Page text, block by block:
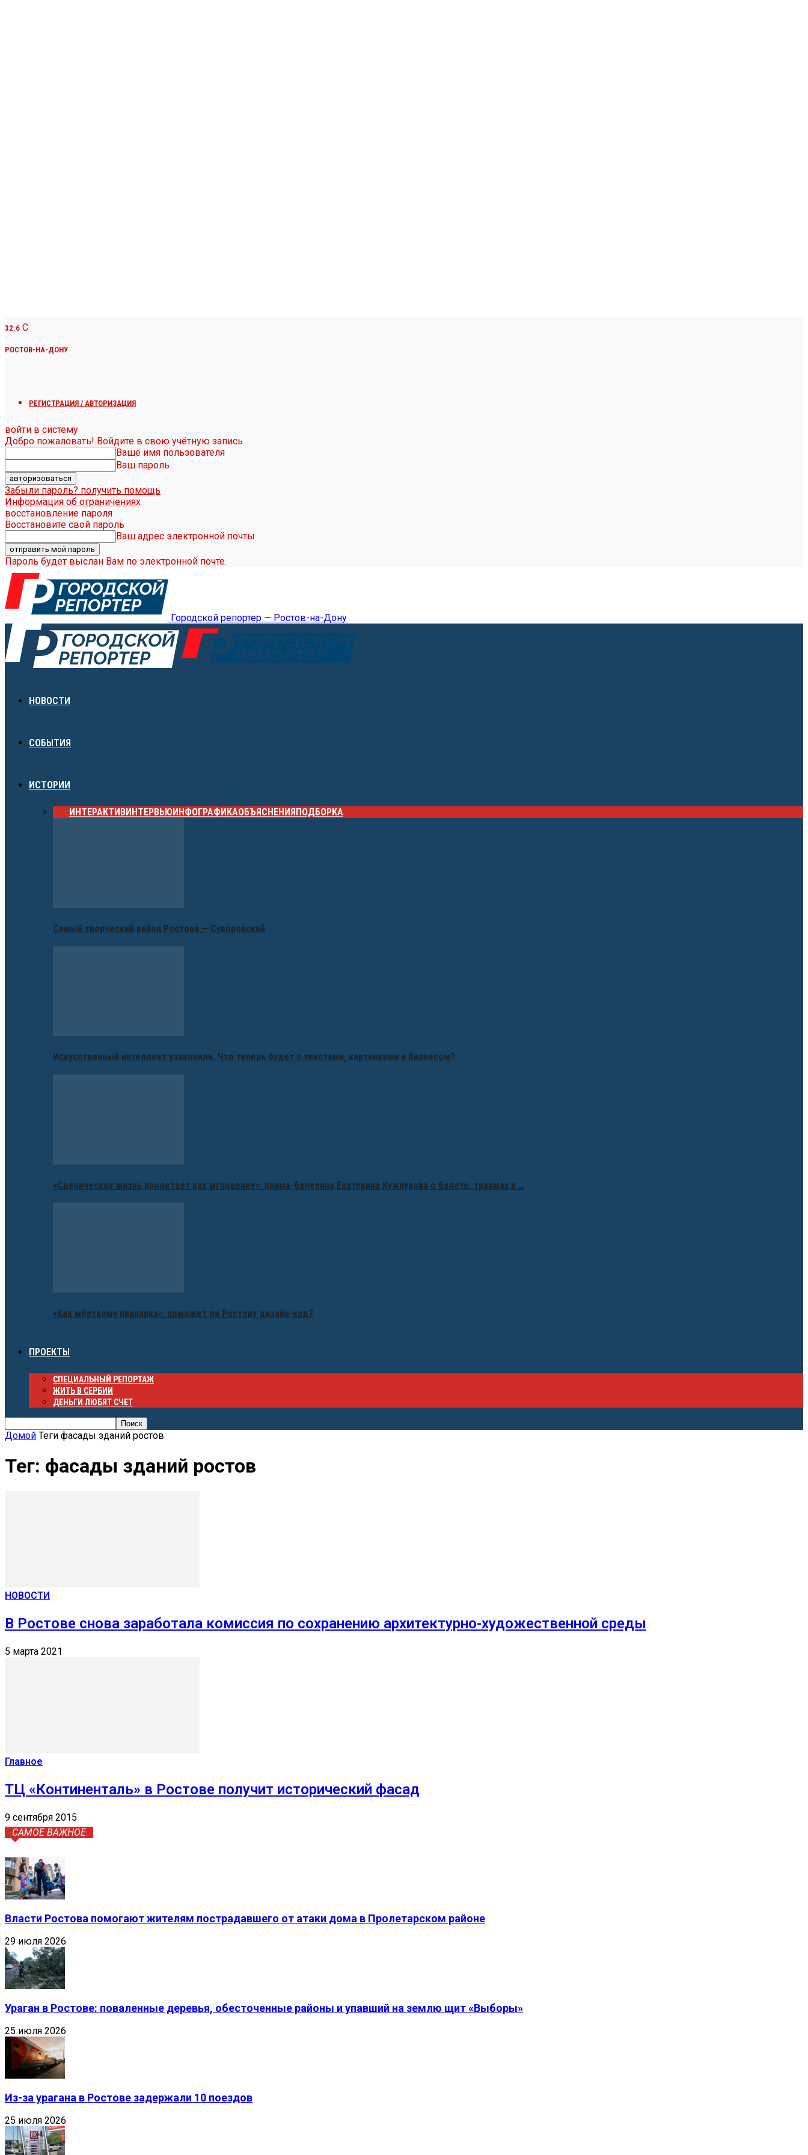
32.6 C
РОСТОВ-НА-ДОНУ
РЕГИСТРАЦИЯ / АВТОРИЗАЦИЯ
войти в систему
Добро пожаловать! Войдите в свою учётную запись
Ваше имя пользователя
Ваш пароль
Забыли пароль? получить помощь
Информация об ограничениях
восстановление пароля
Восстановите свой пароль
Ваш адрес электронной почты
Пароль будет выслан Вам по электронной почте.
Городской репортер — Ростов-на-Дону
НОВОСТИ
СОБЫТИЯ
ИСТОРИИ
ИНТЕРАКТИВИНТЕРВЬЮИНФОГРАФИКАОБЪЯСНЕНИЯПОДБОРКА
Самый творческий район Ростова — Суворовский
Искусственный интеллект узаконили. Что теперь будет с текстами, картинками и бизнесом?
«Сценическая жизнь пролетает как мгновение»: прима-балерина Екатерина Кужнурова о балете, травмах и …
«Как мёртвому припарка»: поможет ли Ростову дизайн-код?
ПРОЕКТЫ
СПЕЦИАЛЬНЫЙ РЕПОРТАЖ
ЖИТЬ В СЕРБИИ
ДЕНЬГИ ЛЮБЯТ СЧЕТ
Домой Теги фасады зданий ростов
Тег: фасады зданий ростов
НОВОСТИ
В Ростове снова заработала комиссия по сохранению архитектурно-художественной среды
5 марта 2021
Главное
ТЦ «Континенталь» в Ростове получит исторический фасад
9 сентября 2015
САМОЕ ВАЖНОЕ
Власти Ростова помогают жителям пострадавшего от атаки дома в Пролетарском районе
29 июля 2026
Ураган в Ростове: поваленные деревья, обесточенные районы и упавший на землю щит «Выборы»
25 июля 2026
Из-за урагана в Ростове задержали 10 поездов
25 июля 2026